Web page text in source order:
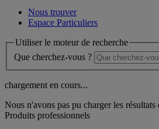
Nous trouver
Espace Particuliers
Utiliser le moteur de recherche
Que cherchez-vous ?
chargement en cours...
Nous n'avons pas pu charger les résultats
Produits professionnels